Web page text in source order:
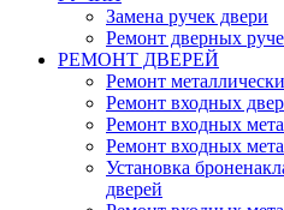
Замена ручек двери
Ремонт дверных
РЕМОНТ ДВЕРЕЙ
Ремонт
Ремонт входных
Ремонт входных
Ремонт входных
Установка
дверей